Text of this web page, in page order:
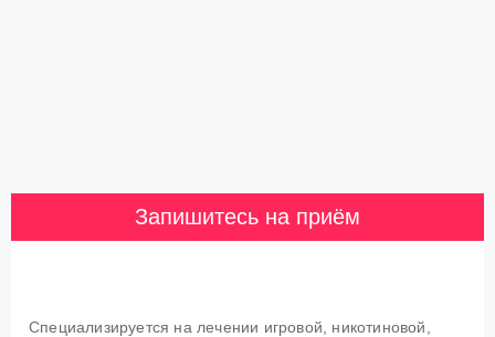
Запишитесь на приём
Специализируется на лечении игровой, никотиновой,